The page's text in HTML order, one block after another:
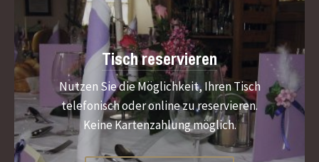
Tisch reservieren
Nutzen Sie die Möglichkeit, Ihren Tisch
telefonisch oder online zu reservieren.
Keine Kartenzahlung möglich.